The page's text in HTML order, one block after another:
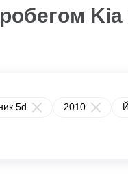
5d 2010